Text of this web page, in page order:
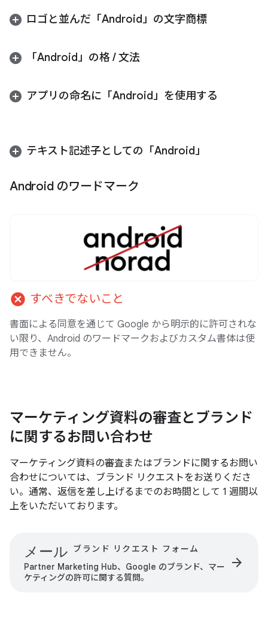
ロゴと並んだ「Android」の文字商標
「Android」の格/文法
アプリの命名に「Android」を使用する
テキスト記述子としての「Android」
Android のワードマーク
cancel すべきでないこと
書面による同意を通じて Google から明示的に許可されな
い限り、Android のワードマークおよびカスタム書体は使
用できません。
マーケティング資料の審査とブランド
に関するお問い合わせ
マーケティング資料の審査またはブランドに関するお問い
合わせについては、ブランド リクエストをお送りくださ
い。通常、返信を差し上げるまでのお時間として 1 週間以
上をいただいております。
メール ブランド リクエスト フォーム
Partner Marketing Hub、Google のブランド、マー
ケティングの許可に関する質問。
arrow_forward